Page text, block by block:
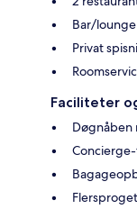
Bar/lounge
Privat
Faciliteter
Døgnåben